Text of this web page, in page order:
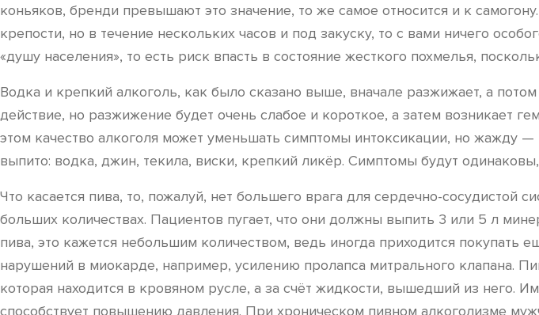
коньяков, бренди превышают это значение, то же самое относится и к
крепости, но в течение нескольких часов и под закуску, то с вами ничего
«душу населения», то есть риск впасть в состояние жесткого похмелья,
Водка и крепкий алкоголь, как было сказано выше, вначале разжижает, а
действие, но разжижение будет очень слабое и короткое, а затем возникает
этом качество алкоголя может уменьшать симптомы интоксикации, но жажду
выпито: водка, джин, текила, виски, крепкий ликёр. Симптомы будут
Что касается пива, то, пожалуй, нет большего врага для сердечно-сосудистой
больших количествах. Пациентов пугает, что они должны выпить 3 или 5 л
пива, это кажется небольшим количеством, ведь иногда приходится
нарушений в миокарде, например, усилению пролапса митрального клапана.
которая находится в кровяном русле, а за счёт жидкости, вышедший из него.
способствует повышению давления. При хроническом пивном алкоголизме